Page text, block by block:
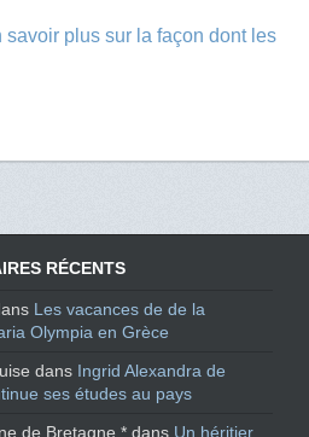
savoir plus sur la façon dont les
RÉCENTS
Les vacances de de la
Olympia en Grèce
dans Ingrid Alexandra de
ses études au pays
de Bretagne * dans Un héritier